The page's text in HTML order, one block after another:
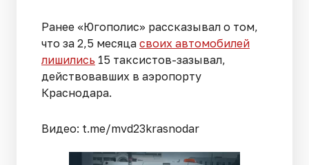
Ранее «Югополис» рассказывал о том,
что за 2,5 месяца своих автомобилей
лишились 15 таксистов-зазывал,
действовавших в аэропорту
Краснодара.
Видео: t.me/mvd23krasnodar